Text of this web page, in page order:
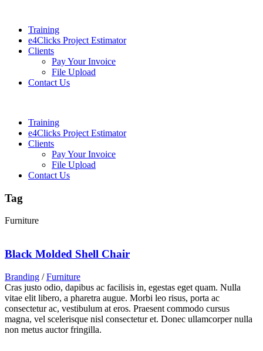
Training
e4Clicks Project Estimator
Clients
Pay Your Invoice
File Upload
Contact Us
Training
e4Clicks Project Estimator
Clients
Pay Your Invoice
File Upload
Contact Us
Tag
Furniture
Black Molded Shell Chair
Branding / Furniture
Cras justo odio, dapibus ac facilisis in, egestas eget quam. Nulla
vitae elit libero, a pharetra augue. Morbi leo risus, porta ac
consectetur ac, vestibulum at eros. Praesent commodo cursus
magna, vel scelerisque nisl consectetur et. Donec ullamcorper nulla
non metus auctor fringilla.